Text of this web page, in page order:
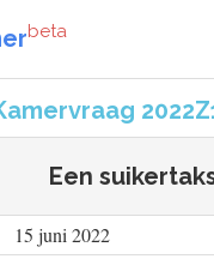
beta
Een
15 juni 2022